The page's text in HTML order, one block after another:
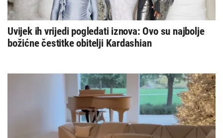
Uvijek ih vrijedi pogledati iznova: Ovo su najbolje
božićne čestitke obitelji Kardashian